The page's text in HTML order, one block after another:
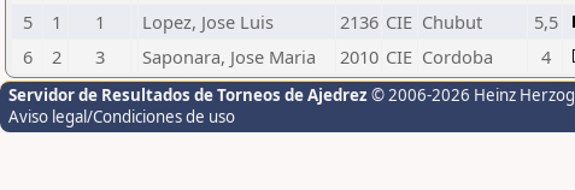
5
1 1 Lopez, Jose Luis 2136 CIE Chubut 5,5
6
2 3 Saponara, Jose Maria 2010 CIE Cordoba 4
Servidor de Resultados de Torneos de Ajedrez © 2006-2026 Heinz Herzog
Aviso legal/Condiciones de uso